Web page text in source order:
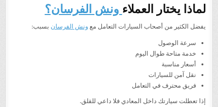
لماذا يختار العملاء ونش الفرسان؟
يفضل الكثير من أصحاب السيارات التعامل معونش الفرسان بسبب:
سرعة الوصول
خدمة متاحة طوال اليوم
أسعار مناسبة
نقل آمن للسيارات
فريق محترف في التعامل
إذا تعطلت سيارتك داخل المعادي فلا داعي للقلق.